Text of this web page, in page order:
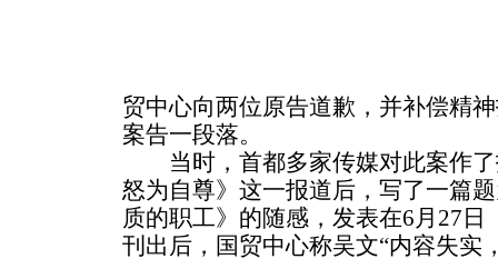
贸中心向两位原告道歉，并补偿精
案告一段落。
当时，首都多家传媒对此案作了
怒为自尊》这一报道后，写了一篇
质的职工》的随感，发表在6月27
刊出后，国贸中心称吴文“内容失实